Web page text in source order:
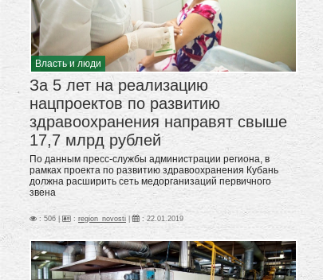
Власть и люди
За 5 лет на реализацию
нацпроектов по развитию
здравоохранения направят свыше
17,7 млрд рублей
По данным пресс-службы администрации региона, в
рамках проекта по развитию здравоохранения Кубань
должна расширить сеть медорганизаций первичного
звена
: 506 | : region_novosti | :22.01.2019